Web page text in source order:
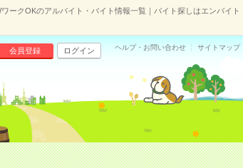
ークOKのアルバイト・バイト情報一覧｜バイト探しはエンバイト
会員登録 ログイン ヘルプ・お問い合わせ サイトマップ